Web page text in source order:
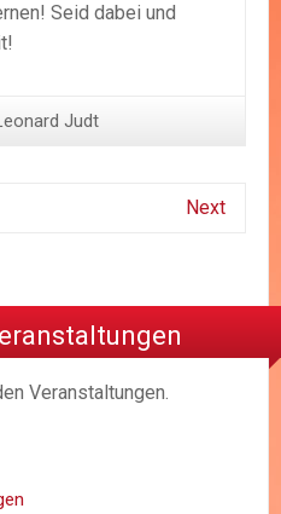
Seid dabei und
Judt
Next
Veranstaltungen.